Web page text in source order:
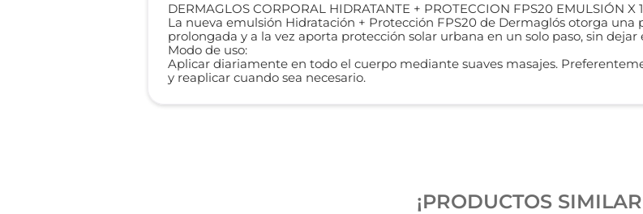
DERMAGLOS CORPORAL HIDRATANTE + PROTECCION FPS20 EMULSIÓN X
La nueva emulsión Hidratación + Protección FPS20 de Dermaglós otorga
prolongada y a la vez aporta protección solar urbana en un solo paso, sin dejar
Modo de uso:
Aplicar diariamente en todo el cuerpo mediante suaves masajes.
y reaplicar cuando sea necesario.
¡PRODUCTOS